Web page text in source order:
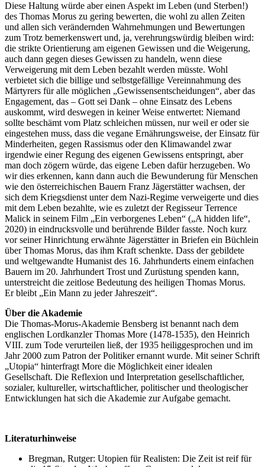
Diese Haltung würde aber einen Aspekt im Leben (und Sterben!)
des Thomas Morus zu gering bewerten, die wohl zu allen Zeiten
und allen sich verändernden Wahrnehmungen und Bewertungen
zum Trotz bemerkenswert und, ja, verehrungswürdig bleiben wird:
die strikte Orientierung am eigenen Gewissen und die Weigerung,
auch dann gegen dieses Gewissen zu handeln, wenn diese
Verweigerung mit dem Leben bezahlt werden müsste. Wohl
verbietet sich die billige und selbstgefällige Vereinnahmung des
Märtyrers für alle möglichen „Gewissensentscheidungen“, aber das
Engagement, das – Gott sei Dank – ohne Einsatz des Lebens
auskommt, wird deswegen in keiner Weise entwertet: Niemand
sollte beschämt vom Platz schleichen müssen, nur weil er oder sie
eingestehen muss, dass die vegane Ernährungsweise, der Einsatz für
Minderheiten, gegen Rassismus oder den Klimawandel zwar
irgendwie einer Regung des eigenen Gewissens entspringt, aber
man doch zögern würde, das eigene Leben dafür herzugeben. Wo
wir dies erkennen, kann dann auch die Bewunderung für Menschen
wie den österreichischen Bauern Franz Jägerstätter wachsen, der
sich dem Kriegsdienst unter dem Nazi-Regime verweigerte und dies
mit dem Leben bezahlte, wie es zuletzt der Regisseur Terrence
Malick in seinem Film „Ein verborgenes Leben“ („A hidden life“,
2020) in eindrucksvolle und berührende Bilder fasste. Noch kurz
vor seiner Hinrichtung erwähnte Jägerstätter in Briefen ein Büchlein
über Thomas Morus, das ihm Kraft schenkte. Dass der gebildete
und weltgewandte Humanist des 16. Jahrhunderts einem einfachen
Bauern im 20. Jahrhundert Trost und Zurüstung spenden kann,
unterstreicht die zeitlose Bedeutung des heiligen Thomas Morus.
Er bleibt „Ein Mann zu jeder Jahreszeit“.
Über die Akademie
Die Thomas-Morus-Akademie Bensberg ist benannt nach dem
englischen Lordkanzler Thomas More (1478-1535), den Heinrich
VIII. zum Tode verurteilen ließ, der 1935 heiliggesprochen und im
Jahr 2000 zum Patron der Politiker ernannt wurde. Mit seiner Schrift
„Utopia“ hinterfragt More die Möglichkeit einer idealen
Gesellschaft. Die Reflexion und Interpretation gesellschaftlicher,
sozialer, kultureller, wirtschaftlicher, politischer und theologischer
Entwicklungen hat sich die Akademie zur Aufgabe gemacht.
Literaturhinweise
Bregman, Rutger: Utopien für Realisten: Die Zeit ist reif für